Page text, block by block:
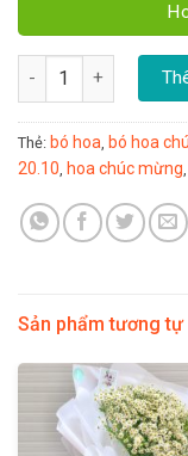
Bó hoa mix - B32 số
Thẻ: bó hoa bó hoa
20.10 hoa chúc mừng
Sản phẩm tương tự